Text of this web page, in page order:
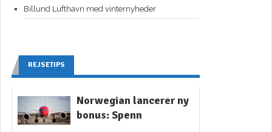
Billund Lufthavn med vinternyheder
REJSETIPS
Norwegian lancerer ny
bonus: Spenn